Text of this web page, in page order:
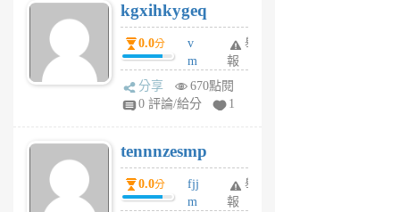
6
個
月
前
kgxihkygeq
0.0分
v
m
sg
sr
6
個
月
前
舉
報
分享
670點閱
0 評論/給分
1
tennnzesmp
0.0分
fjj
m
舉
報